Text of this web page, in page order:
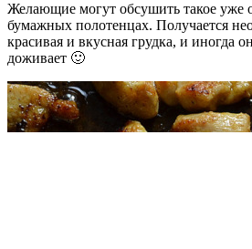
Желающие могут обсушить такое уже
бумажных полотенцах. Получается
красивая и вкусная грудка, и иногда
доживает 🙂